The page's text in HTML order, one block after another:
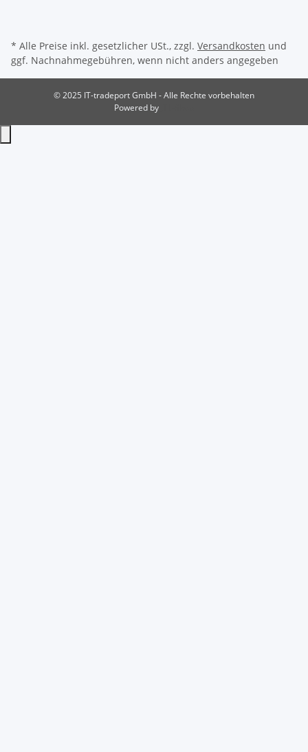
* Alle Preise inkl. gesetzlicher USt., zzgl. Versandkosten und
ggf. Nachnahmegebühren, wenn nicht anders angegeben
© 2025 IT-tradeport GmbH - Alle Rechte vorbehalten
Powered by